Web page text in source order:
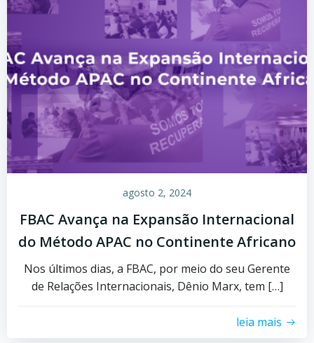
agosto 2, 2024
FBAC Avança na Expansão Internacional
do Método APAC no Continente Africano
Nos últimos dias, a FBAC, por meio do seu Gerente
de Relações Internacionais, Dênio Marx, tem […]
leia mais